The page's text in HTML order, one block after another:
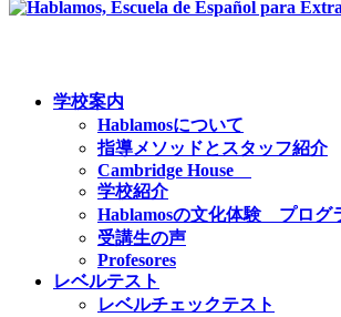
学校案内
Hablamosについて
指導メソッドとスタッフ紹介
Cambridge House
学校紹介
Hablamosの文化体験 プログ
受講生の声
Profesores
レベルテスト
レベルチェックテスト